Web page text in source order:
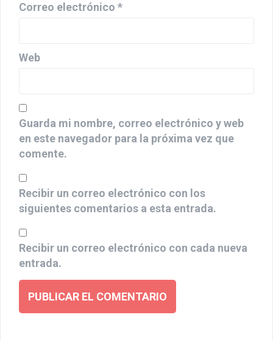
Correo electrónico *
Web
Guarda mi nombre, correo electrónico y web
en este navegador para la próxima vez que
comente.
Recibir un correo electrónico con los
siguientes comentarios a esta entrada.
Recibir un correo electrónico con cada nueva
entrada.